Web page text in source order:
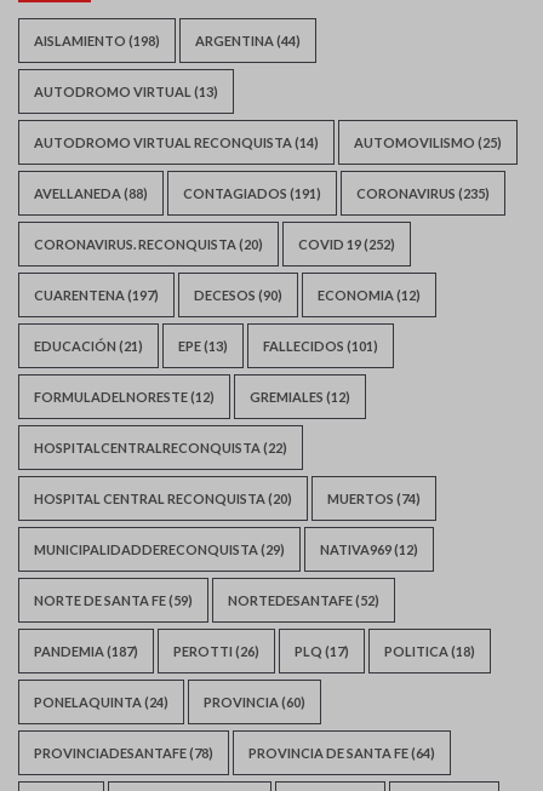
AISLAMIENTO (198) ARGENTINA (44)
AUTODROMO VIRTUAL (13)
AUTODROMO VIRTUAL RECONQUISTA (14) AUTOMOVILISMO (25)
AVELLANEDA (88) CONTAGIADOS (191) CORONAVIRUS (235)
CORONAVIRUS. RECONQUISTA (20) COVID 19(252)
CUARENTENA (197) DECESOS (90) ECONOMIA (12)
EDUCACIÓN (21) EPE(13) FALLECIDOS (101)
FORMULADELNORESTE(12) GREMIALES (12)
HOSPITALCENTRALRECONQUISTA (22)
HOSPITAL CENTRAL RECONQUISTA (20) MUERTOS (74)
MUNICIPALIDADDERECONQUISTA (29) NATIVA969(12)
NORTE DE SANTA FE(59) NORTEDESANTAFE(52)
PANDEMIA (187) PEROTTI (26) PLQ (17) POLITICA (18)
PONELAQUINTA (24) PROVINCIA (60)
PROVINCIADESANTAFE(78) PROVINCIA DE SANTA FE(64)